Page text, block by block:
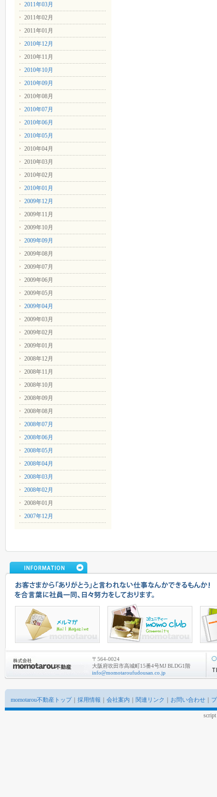
2011年03月
2011年02月
2011年01月
2010年12月
2010年11月
2010年10月
2010年09月
2010年08月
2010年07月
2010年06月
2010年05月
2010年04月
2010年03月
2010年02月
2010年01月
2009年12月
2009年11月
2009年10月
2009年09月
2009年08月
2009年07月
2009年06月
2009年05月
2009年04月
2009年03月
2009年02月
2009年01月
2008年12月
2008年11月
2008年10月
2008年09月
2008年08月
2008年07月
2008年06月
2008年05月
2008年04月
2008年03月
2008年02月
2008年01月
2007年12月
〒564-0024
大阪府吹田市高城町15番4号MJ BLDG1階
info@momotaroufudousan.co.jp
momotarou不動産トップ｜ 採用情報 会社案内 関連リンク お問い合わせ